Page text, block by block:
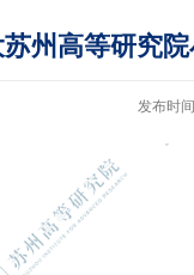
州高等研究
发布时